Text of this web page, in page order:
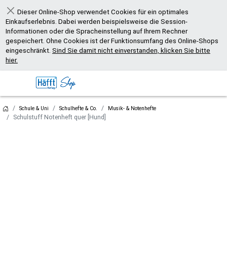
Schließen
Dieser Online-Shop verwendet Cookies für ein optimales
Einkaufserlebnis. Dabei werden beispielsweise die Session-
Informationen oder die Spracheinstellung auf Ihrem Rechner
gespeichert. Ohne Cookies ist der Funktionsumfang des Online-Shops
eingeschränkt. Sind Sie damit nicht einverstanden, klicken Sie bitte
hier.
Schule & Uni Schulhefte & Co. Musik- & Notenhefte
Schulstuff Notenheft quer [Hund]